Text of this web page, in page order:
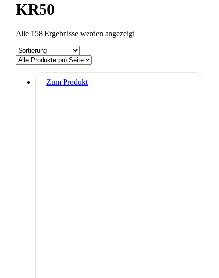
KR50
Alle 158 Ergebnisse werden angezeigt
Zum Produkt